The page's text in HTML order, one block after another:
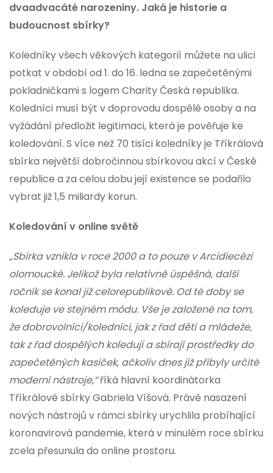
dvaadvacáté narozeniny. Jaká je historie a
budoucnost sbírky?
Koledníky všech věkových kategorií můžete na ulici
potkat v období od 1. do 16. ledna se zapečetěnými
pokladničkami s logem Charity Česká republika.
Koledníci musí být v doprovodu dospělé osoby a na
vyžádání předložit legitimaci, která je pověřuje ke
koledování. S více než 70 tisíci koledníky je Tříkrálová
sbírka největší dobročinnou sbírkovou akcí v České
republice a za celou dobu její existence se podařilo
vybrat již 1,5 miliardy korun.
Koledování v online světě
„Sbírka vznikla v roce 2000 a to pouze v Arcidiecézi
olomoucké. Jelikož byla relativně úspěšná, další
ročník se konal již celorepublikově. Od té doby se
koleduje ve stejném módu. Vše je založené na tom,
že dobrovolníci/koledníci, jak z řad dětí a mládeže,
tak z řad dospělých koledují a sbírají prostředky do
zapečetěných kasiček, ačkoliv dnes již přibyly určité
moderní nástroje,“říká hlavní koordinátorka
Tříkrálové sbírky Gabriela Víšová. Právě nasazení
nových nástrojů v rámci sbírky urychlila probíhající
koronavirová pandemie, která v minulém roce sbírku
zcela přesunula do online prostoru.